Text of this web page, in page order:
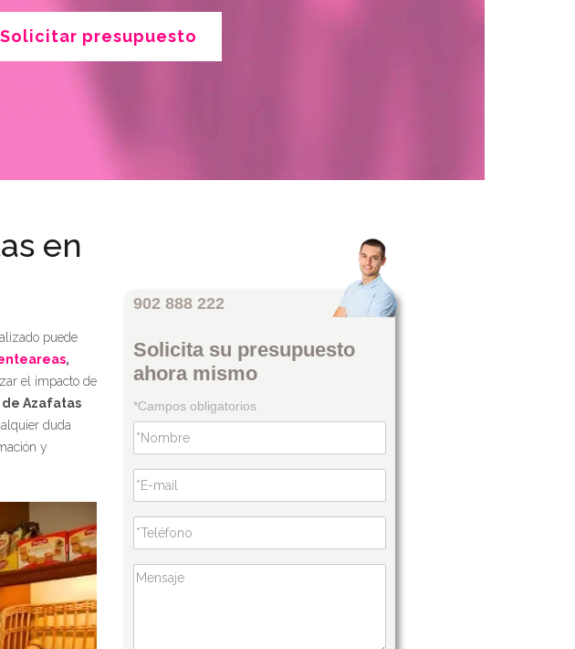
Solicitar presupuesto
en
puede
,
el impacto de
Azafatas
duda
y
902 888 222
Solicita su presupuesto
ahora mismo
*Campos obligatorios